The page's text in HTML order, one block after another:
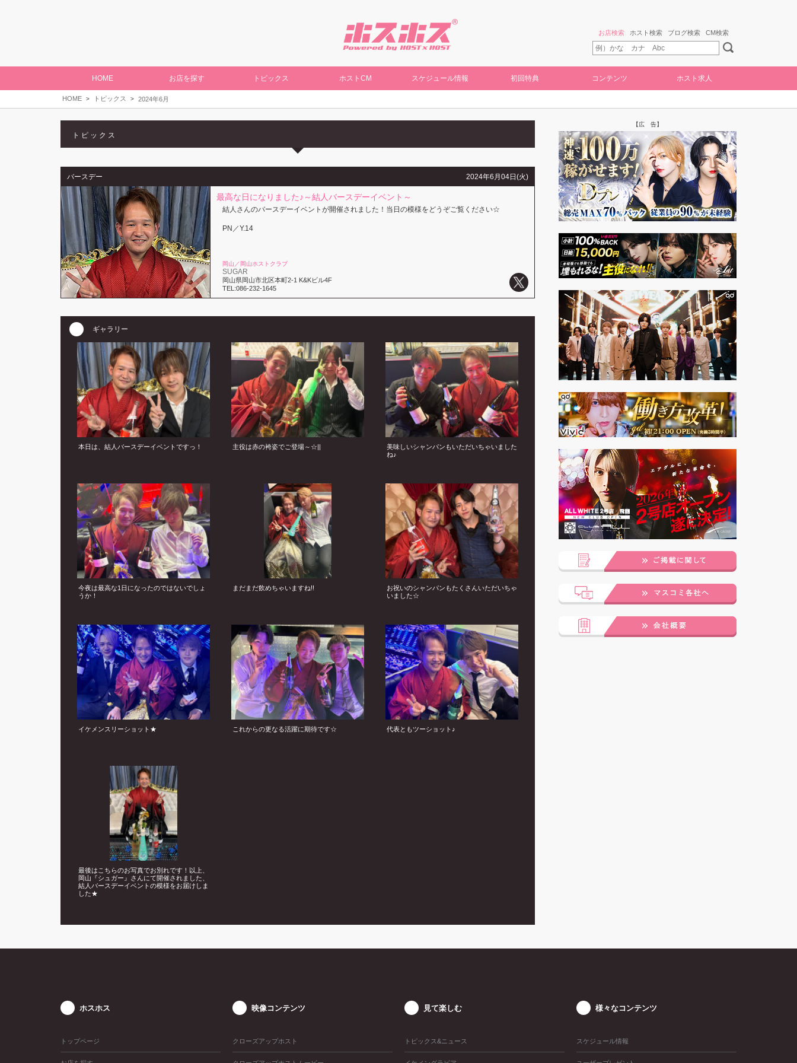
お店検索 ホスト検索 ブログ検索 CM検索
HOME お店を探す トピックス ホストCM スケジュール情報 初回特典 コンテンツ ホスト求人
HOME トピックス 2024年6月
トピックス
バースデー 2024年6月04日(火)
最高な日になりました♪～結人バースデーイベント～
結人さんのバースデーイベントが開催されました！当日の模様をどうぞご覧ください☆
PN／Y.14
岡山／岡山ホストクラブ
SUGAR
岡山県岡山市北区本町2-1 K&Kビル4F
TEL:086-232-1645
ギャラリー
本日は、結人バースデーイベントですっ！ 主役は赤の袴姿でご登場～☆||
美味しいシャンパンもいただいちゃいました
ね♪
今夜は最高な1日になったのではないでしょ
うか！
まだまだ飲めちゃいますね!!
お祝いのシャンパンもたくさんいただいちゃ
いました☆
イケメンスリーショット★ これからの更なる活躍に期待です☆ 代表ともツーショット♪
最後はこちらのお写真でお別れです！以上、
岡山『シュガー』さんにて開催されました、
結人バースデーイベントの模様をお届けしま
した★
【広 告】
ホスホス
トップページ
映像コンテンツ
クローズアップホスト
見て楽しむ
トピックス&ニュース
様々なコンテンツ
スケジュール情報